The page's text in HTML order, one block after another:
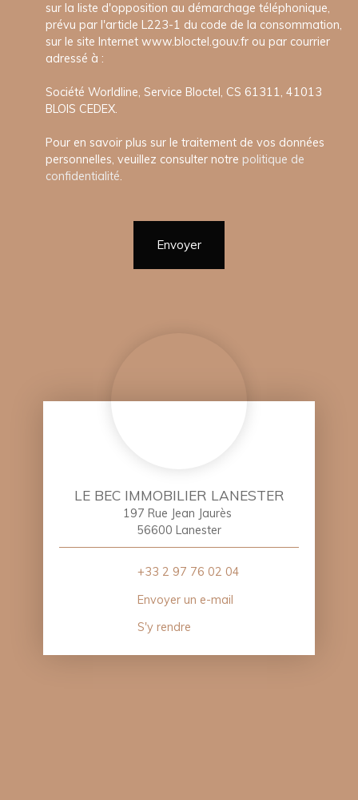
sur la liste d'opposition au démarchage téléphonique,
prévu par l'article L223-1 du code de la consommation,
sur le site Internet www.bloctel.gouv.fr ou par courrier
adressé à :
Société Worldline, Service Bloctel, CS 61311, 41013
BLOIS CEDEX.
Pour en savoir plus sur le traitement de vos données
personnelles, veuillez consulter notre politique de
confidentialité.
Envoyer
LE BEC IMMOBILIER LANESTER
197 Rue Jean Jaurès
56600 Lanester
+33 2 97 76 02 04
Envoyer un e-mail
S'y rendre